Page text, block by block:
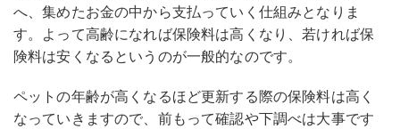
へ、集めたお金の中から支払っていく仕組みとなりま
す。よって高齢になれば保険料は高くなり、若ければ保
険料は安くなるというのが一般的なのです。
ペットの年齢が高くなるほど更新する際の保険料は高く
なっていきますので、前もって確認や下調べは大事です